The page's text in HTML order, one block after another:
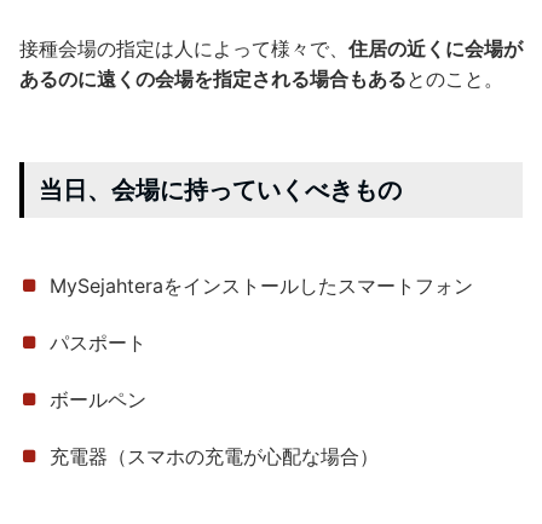
接種会場の指定は人によって様々で、 住居の近くに会場が
あるのに遠くの会場を指定される場合もあるとのこと。
当日、会場に持っていくべきもの
MySejahteraをインストールしたスマートフォン
パスポート
ボールペン
充電器（スマホの充電が心配な場合）